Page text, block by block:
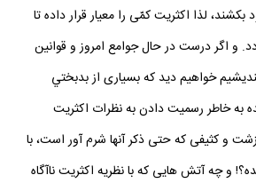
بكشند، لذا اكثريت كمّى را معيار قرار داده تا
و اگر درست در حال جوامع امروز و قوانين
خواهيم ديد كه بسيارى از بدبختي
به خاطر رسميت دادن به نظرات اكثريت
و كثيفى كه حتى ذكر آنها شرم آور است، با
و چه آتش هايى كه با نظريه اكثريت ناآگاه